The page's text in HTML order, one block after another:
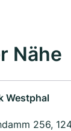
Nähe
Westphal
256,